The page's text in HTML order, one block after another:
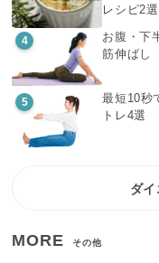
レシピ2選
4
お腹・下
筋伸ばし
5
最短10秒
トレ4選
ダ
MORE その他